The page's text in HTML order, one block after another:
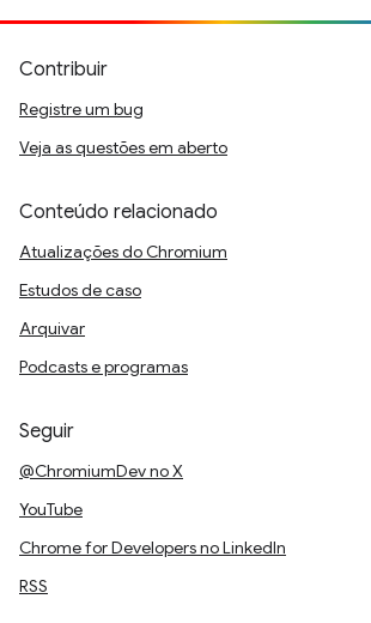
Contribuir
Registre um bug
Veja as questões em aberto
Conteúdo relacionado
Atualizações do Chromium
Estudos de caso
Arquivar
Podcasts e programas
Seguir
@ChromiumDev no X
YouTube
Chrome for Developers no LinkedIn
RSS